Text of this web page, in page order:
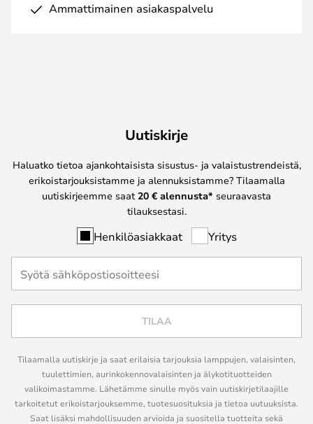
Ammattimainen asiakaspalvelu
Uutiskirje
Haluatko tietoa ajankohtaisista sisustus- ja valaistustrendeistä,
erikoistarjouksistamme ja alennuksistamme? Tilaamalla
uutiskirjeemme saat 20 € alennusta* seuraavasta
tilauksestasi.
Henkilöasiakkaat Yritys
TILAA
Tilaamalla uutiskirje ja saat erilaisia tarjouksia lamppujen, valaisinten,
tuulettimien, aurinkokennovalaisinten ja älykotituotteiden
valikoimastamme. Lähetämme sinulle myös vain uutiskirjetilaajille
tarkoitetut erikoistarjouksemme, tuotesuosituksia ja tietoa uutuuksista.
Saat lisäksi mahdollisuuden arvioida ja suositella tuotteita sekä